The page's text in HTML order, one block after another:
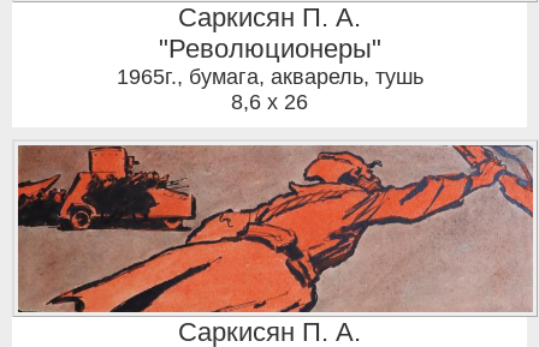
Саркисян П. А.
"Революционеры"
1965г., бумага, акварель, тушь
8,6 x 26
Саркисян П. А.